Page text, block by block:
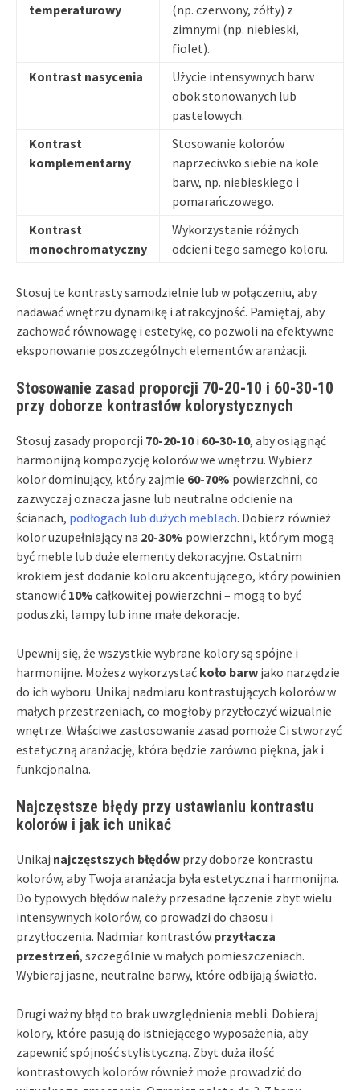
temperaturowy
(np. czerwony, żółty) z
zimnymi (np. niebieski,
fiolet).
Kontrast nasycenia
Użycie intensywnych barw
obok stonowanych lub
pastelowych.
Kontrast
komplementarny
Stosowanie kolorów
naprzeciwko siebie na kole
barw, np. niebieskiego i
pomarańczowego.
Kontrast
monochromatyczny
Wykorzystanie różnych
odcieni tego samego koloru.
Stosuj te kontrasty samodzielnie lub w połączeniu, aby
nadawać wnętrzu dynamikę i atrakcyjność. Pamiętaj, aby
zachować równowagę i estetykę, co pozwoli na efektywne
eksponowanie poszczególnych elementów aranżacji.
Stosowanie zasad proporcji 70-20-10 i 60-30-10
przy doborze kontrastów kolorystycznych
Stosuj zasady proporcji 70-20-10i 60-30-10, aby osiągnąć
harmonijną kompozycję kolorów we wnętrzu. Wybierz
kolor dominujący, który zajmie 60-70% powierzchni, co
zazwyczaj oznacza jasne lub neutralne odcienie na
ścianach, podłogach lub dużych meblach. Dobierz również
kolor uzupełniający na 20-30% powierzchni, którym mogą
być meble lub duże elementy dekoracyjne. Ostatnim
krokiem jest dodanie koloru akcentującego, który powinien
stanowić 10% całkowitej powierzchni – mogą to być
poduszki, lampy lub inne małe dekoracje.
Upewnij się, że wszystkie wybrane kolory są spójne i
harmonijne. Możesz wykorzystać koło barw jako narzędzie
do ich wyboru. Unikaj nadmiaru kontrastujących kolorów w
małych przestrzeniach, co mogłoby przytłoczyć wizualnie
wnętrze. Właściwe zastosowanie zasad pomoże Ci stworzyć
estetyczną aranżację, która będzie zarówno piękna, jak i
funkcjonalna.
Najczęstsze błędy przy ustawianiu kontrastu
kolorów i jak ich unikać
Unikaj najczęstszych błędów przy doborze kontrastu
kolorów, aby Twoja aranżacja była estetyczna i harmonijna.
Do typowych błędów należy przesadne łączenie zbyt wielu
intensywnych kolorów, co prowadzi do chaosu i
przytłoczenia. Nadmiar kontrastów przytłacza
przestrzeń, szczególnie w małych pomieszczeniach.
Wybieraj jasne, neutralne barwy, które odbijają światło.
Drugi ważny błąd to brak uwzględnienia mebli. Dobieraj
kolory, które pasują do istniejącego wyposażenia, aby
zapewnić spójność stylistyczną. Zbyt duża ilość
kontrastowych kolorów również może prowadzić do